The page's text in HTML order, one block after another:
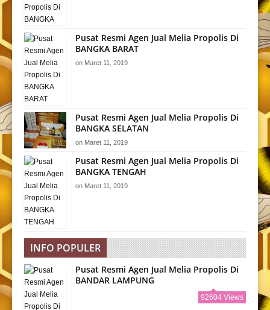
Pusat Resmi Agen Jual Melia Propolis Di
BANGKA BARAT
on Maret 11, 2019
Pusat Resmi Agen Jual Melia Propolis Di
BANGKA SELATAN
on Maret 11, 2019
Pusat Resmi Agen Jual Melia Propolis Di
BANGKA TENGAH
on Maret 11, 2019
INFO POPULER
Pusat Resmi Agen Jual Melia Propolis Di
BANDAR LAMPUNG
92604 Views